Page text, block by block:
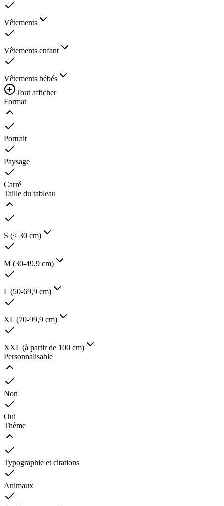
Vêtements
Vêtements enfant
Vêtements bébés
Tout afficher
Format
Portrait
Paysage
Carré
Taille du tableau
S (< 30 cm)
M (30-49,9 cm)
L (50-69,9 cm)
XL (70-99,9 cm)
XXL (à partir de 100 cm)
Personnalisable
Non
Oui
Thème
Typographie et citations
Animaux